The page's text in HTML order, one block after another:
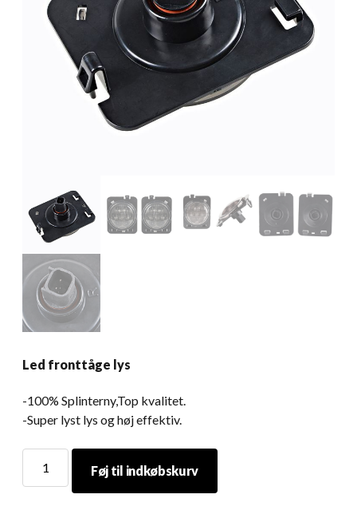
Led fronttåge lys
-100% Splinterny,Top kvalitet.
-Super lyst lys og høj effektiv.
fronttåge
Føj til indkøbskurv